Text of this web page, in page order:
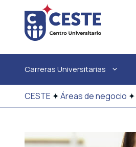
contenido
Carreras Universitarias
CESTE ✦Áreas de negocio ✦